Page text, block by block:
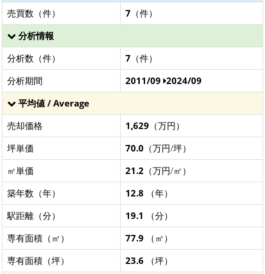
売買数（件）
7 （件）
分析情報
分析数（件）
7 （件）
分析期間
2011/09 2024/09
平均値 / Average
売却価格
1,629 （万円）
坪単価
70.0 （万円/坪）
㎡単価
21.2 （万円/㎡）
築年数（年）
12.8 （年）
駅距離（分）
19.1 （分）
専有面積（㎡）
77.9 （㎡）
専有面積（坪）
23.6 （坪）